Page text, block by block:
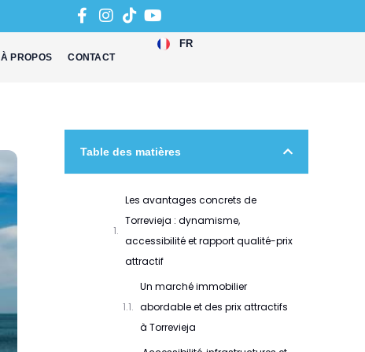
À PROPOS CONTACT
FR
Table des matières
Les avantages concrets de
Torrevieja : dynamisme,
accessibilité et rapport qualité-prix
attractif
Un marché immobilier
abordable et des prix attractifs
à Torrevieja